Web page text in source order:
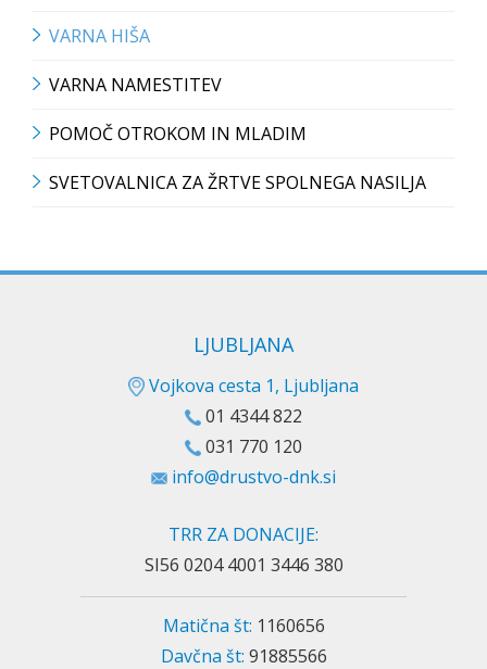
VARNA HIŠA
VARNA NAMESTITEV
POMOČ OTROKOM IN MLADIM
SVETOVALNICA ZA ŽRTVE SPOLNEGA NASILJA
LJUBLJANA
Vojkova cesta 1, Ljubljana
01 4344 822
031 770 120
info@drustvo-dnk.si
TRR ZA DONACIJE:
SI56 0204 4001 3446 380
Matična št: 1160656
Davčna št: 91885566